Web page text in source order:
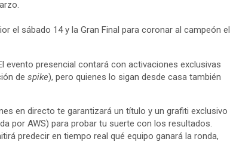
el sábado 14 y la Gran Final para coronar al campeón el
evento presencial contará con activaciones exclusivas
de spike), pero quienes lo sigan desde casa también
en directo te garantizará un título y un grafiti exclusivo
por AWS) para probar tu suerte con los resultados.
predecir en tiempo real qué equipo ganará la ronda,